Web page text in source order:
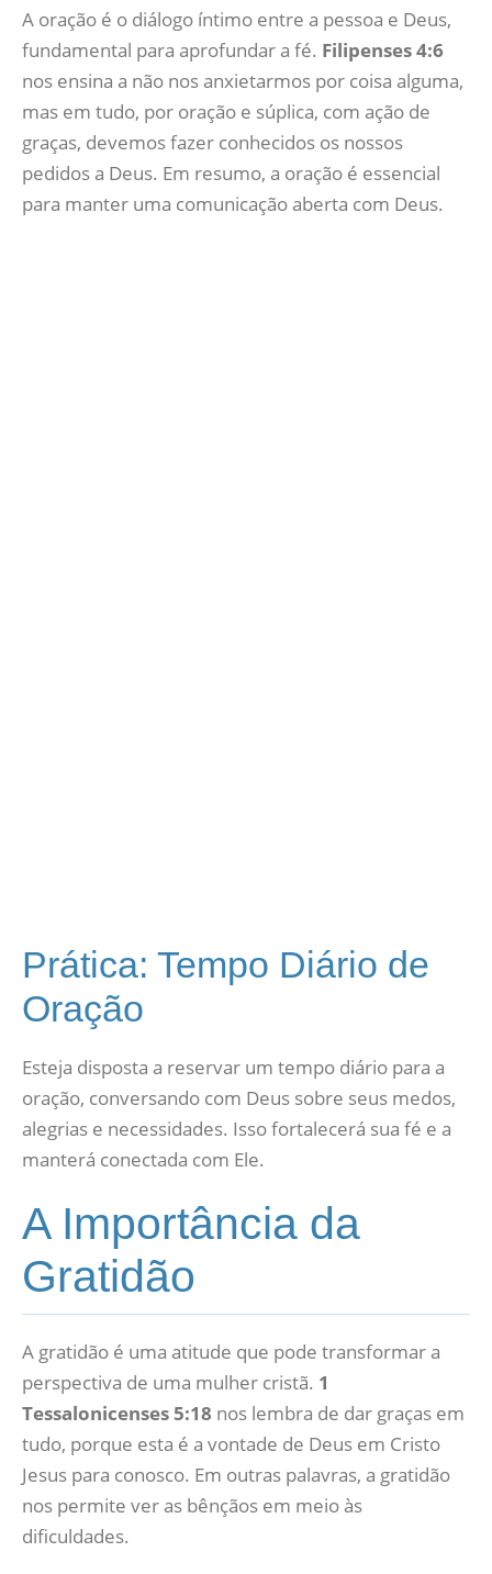
A oração é o diálogo íntimo entre a pessoa e Deus,
fundamental para aprofundar a fé. Filipenses 4:6
nos ensina a não nos anxietarmos por coisa alguma,
mas em tudo, por oração e súplica, com ação de
graças, devemos fazer conhecidos os nossos
pedidos a Deus. Em resumo, a oração é essencial
para manter uma comunicação aberta com Deus.
Prática: Tempo Diário de
Oração
Esteja disposta a reservar um tempo diário para a
oração, conversando com Deus sobre seus medos,
alegrias e necessidades. Isso fortalecerá sua fé e a
manterá conectada com Ele.
A Importância da
Gratidão
A gratidão é uma atitude que pode transformar a
perspectiva de uma mulher cristã. 1
Tessalonicenses 5:18 nos lembra de dar graças em
tudo, porque esta é a vontade de Deus em Cristo
Jesus para conosco. Em outras palavras, a gratidão
nos permite ver as bênçãos em meio às
dificuldades.